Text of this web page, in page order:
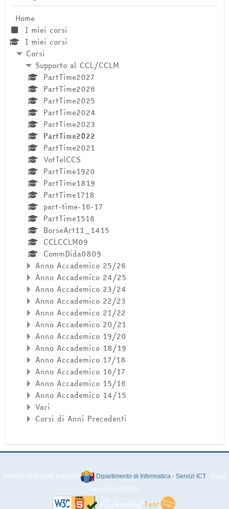
Home
I miei corsi
I miei corsi
Corsi
Supporto al CCL/CCLM
PartTime2027
PartTime2026
PartTime2025
PartTime2024
PartTime2023
PartTime2022
PartTime2021
VotTelCCS
PartTime1920
PartTime1819
PartTime1718
part-time-16-17
PartTime1516
BorseArt11_1415
CCLCCLM09
CommDida0809
Anno Accademico 25/26
Anno Accademico 24/25
Anno Accademico 23/24
Anno Accademico 22/23
Anno Accademico 21/22
Anno Accademico 20/21
Anno Accademico 19/20
Anno Accademico 18/19
Anno Accademico 17/18
Anno Accademico 16/17
Anno Accademico 15/16
Anno Accademico 14/15
Vari
Corsi di Anni Precedenti
Servizio realizzato presso il Dipartimento di Informatica - Servizi ICT- Page
Served By Apollo1